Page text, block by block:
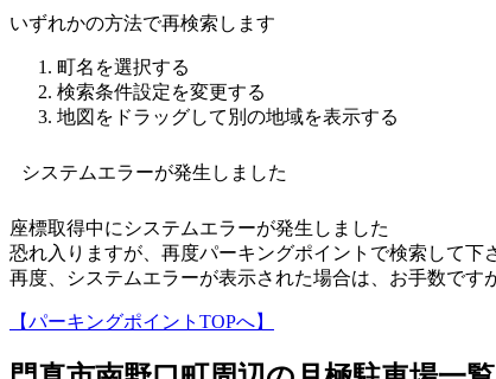
いずれかの方法で再検索します
町名を選択する
検索条件設定を変更する
地図をドラッグして別の地域を表示する
システムエラーが発生しました
座標取得中にシステムエラーが発生しました
恐れ入りますが、再度パーキングポイントで検索して下
再度、システムエラーが表示された場合は、お手数で
【パーキングポイントTOPへ】